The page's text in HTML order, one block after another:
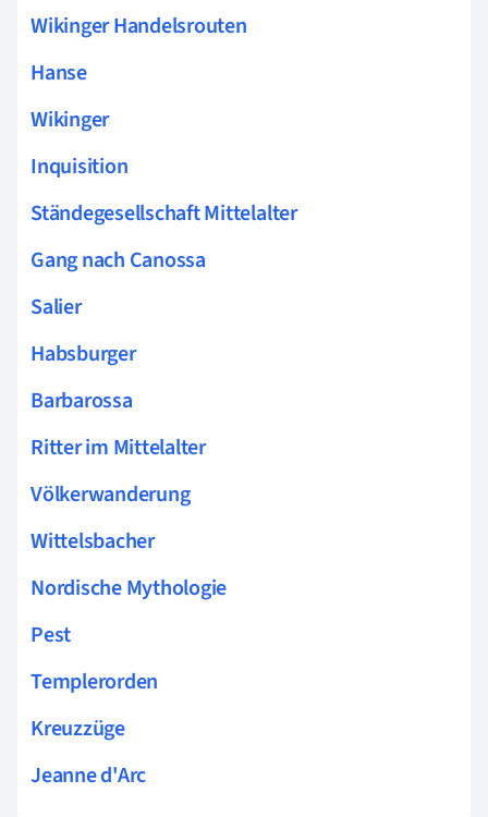
Wikinger Handelsrouten
Hanse
Wikinger
Inquisition
Ständegesellschaft Mittelalter
Gang nach Canossa
Salier
Habsburger
Barbarossa
Ritter im Mittelalter
Völkerwanderung
Wittelsbacher
Nordische Mythologie
Pest
Templerorden
Kreuzzüge
Jeanne d'Arc